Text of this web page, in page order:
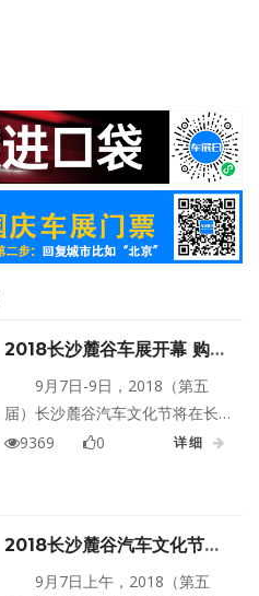
2018长沙麓谷车展开幕 购车
享抄底价
9月7日-9日，2018（第五
届）长沙麓谷汽车文化节将在长
沙步步高梅溪新天地梅溪广场上
9369 0 详细
2018长沙麓谷汽车文化节开
9月7日上午，2018（第五